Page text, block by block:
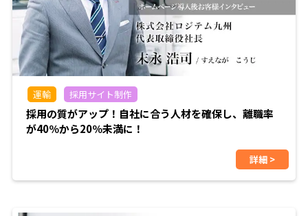
運輸 採用サイト制作
採用の質がアップ！自社に合う人材を確保し、離職率
が40％から20％未満に！
詳細 >